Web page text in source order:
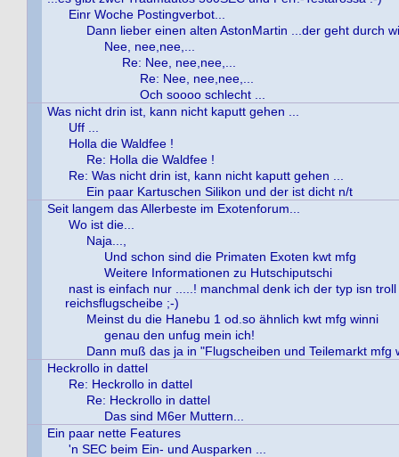
Einr Woche Postingverbot...
Dann lieber einen alten AstonMartin ...der geht durch
Nee, nee,nee,...
Re: Nee, nee,nee,...
Re: Nee, nee,nee,...
Och soooo schlecht ...
Was nicht drin ist, kann nicht kaputt gehen ...
Uff ...
Holla die Waldfee !
Re: Holla die Waldfee !
Re: Was nicht drin ist, kann nicht kaputt gehen ...
Ein paar Kartuschen Silikon und der ist dicht n/t
Seit langem das Allerbeste im Exotenforum...
Wo ist die...
Naja...,
Und schon sind die Primaten Exoten kwt mfg
Weitere Informationen zu Hutschiputschi
nast is einfach nur .....! manchmal denk ich der typ isn
reichsflugscheibe ;-)
Meinst du die Hanebu 1 od.so ähnlich kwt mfg winni
genau den unfug mein ich!
Dann muß das ja in "Flugscheiben und Teilemarkt mfg
Heckrollo in dattel
Re: Heckrollo in dattel
Re: Heckrollo in dattel
Das sind M6er Muttern...
Ein paar nette Features
'n SEC beim Ein- und Ausparken ...